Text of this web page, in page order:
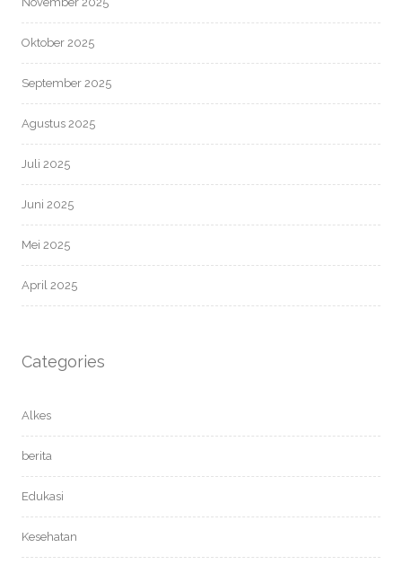
Oktober 2025
September 2025
Agustus 2025
Juli 2025
Juni 2025
Mei 2025
April 2025
Categories
Alkes
berita
Edukasi
Kesehatan